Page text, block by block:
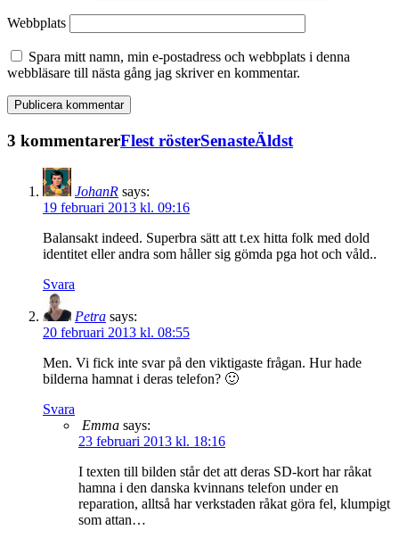
Webbplats
Spara mitt namn, min e-postadress och webbplats i denna
webbläsare till nästa gång jag skriver en kommentar.
3 kommentarerFlest rösterSenasteÄldst
JohanR says:
19 februari 2013 kl. 09:16
Balansakt indeed. Superbra sätt att t.ex hitta folk med dold
identitet eller andra som håller sig gömda pga hot och våld..
Svara
Petra says:
20 februari 2013 kl. 08:55
Men. Vi fick inte svar på den viktigaste frågan. Hur hade
bilderna hamnat i deras telefon? 🙂
Svara
Emma says:
23 februari 2013 kl. 18:16
I texten till bilden står det att deras SD-kort har råkat
hamna i den danska kvinnans telefon under en
reparation, alltså har verkstaden råkat göra fel, klumpigt
som attan…